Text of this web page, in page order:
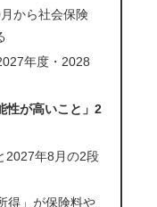
から社会保険
年度・2028
性が高いこと」2
2027年8月の2段
得」が保険料や